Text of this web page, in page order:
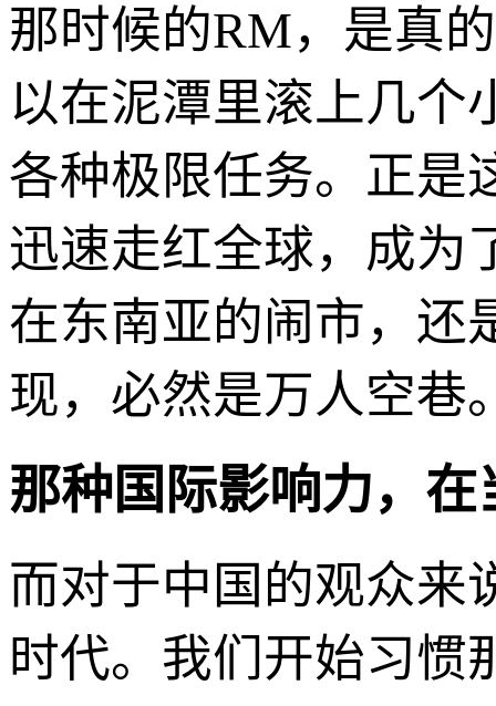
那时候的RM，是真
以在泥潭里滚上几个
各种极限任务。正是
迅速走红全球，成为
在东南亚的闹市，还
现，必然是万人空巷
那种国际影响力，
而对于中国的观众来
时代。我们开始习惯